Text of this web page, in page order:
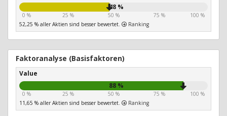
48 %
0 % 25 % 50 % 75 %
100 %
52,25 % aller Aktien sind besser bewertet.
Ranking
Faktoranalyse (Basisfaktoren)
Value
88 %
0 % 25 % 50 % 75 %
100 %
11,65 % aller Aktien sind besser bewertet.
Ranking